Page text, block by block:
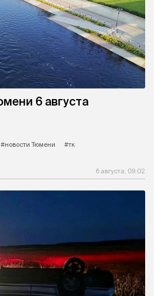
6 августа
#новости Тюмени #тк
6 августа, 09:02